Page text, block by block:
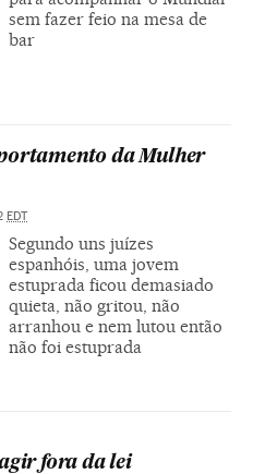
sem fazer feio na mesa de
bar
da Mulher
EDT
Segundo uns juízes
espanhóis, uma jovem
estuprada ficou demasiado
quieta, não gritou, não
arranhou e nem lutou então
não foi estuprada
fora da lei